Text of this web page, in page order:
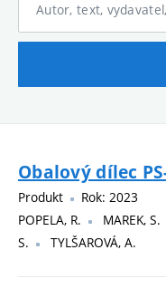
Autor, text,
Obalový dílec
Produkt
Rok: 2023
POPELA, R.
MAREK, S.
S.
TYLŠAROVÁ, A.